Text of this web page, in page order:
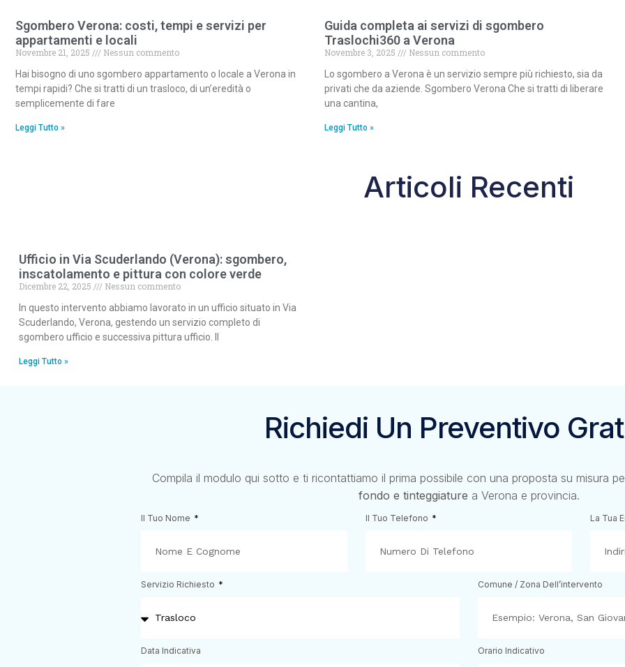
Sgombero Verona: costi, tempi e servizi per
appartamenti e locali
Novembre 21, 2025
Nessun commento
Hai bisogno di uno sgombero appartamento o locale a Verona in
tempi rapidi? Che si tratti di un trasloco, di un’eredità o
semplicemente di fare
Leggi Tutto »
Guida completa ai servizi di sgombero
Traslochi360 a Verona
Novembre 3, 2025
Nessun commento
Lo sgombero a Verona è un servizio sempre più richiesto, sia da
privati che da aziende. Sgombero Verona Che si tratti di liberare
una cantina,
Leggi Tutto »
Articoli Recenti
Ufficio in Via Scuderlando (Verona): sgombero,
inscatolamento e pittura con colore verde
Dicembre 22, 2025
Nessun commento
In questo intervento abbiamo lavorato in un ufficio situato in Via
Scuderlando, Verona, gestendo un servizio completo di
sgombero ufficio e successiva pittura ufficio. Il
Leggi Tutto »
Richiedi Un Preventivo
Compila il modulo qui sotto e ti ricontattiamo il prima possibile con una proposta su misura
fondo e tinteggiature a Verona e provincia.
Il Tuo Nome Il Tuo Telefono La Tua
Servizio Richiesto Comune / Zona Dell’intervento
Data Indicativa Orario Indicativo